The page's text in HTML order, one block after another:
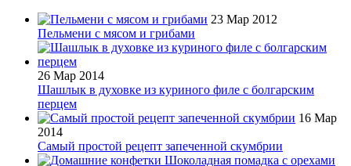
23 Мар 2012
Пельмени с мясом и грибами
26 Мар 2014
Шашлык в духовке из куриного филе с болгарским
перцем
16 Мар
2014
Самый простой рецепт запеченной скумбрии